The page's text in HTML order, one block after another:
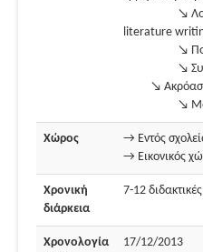
↘
literature
↘
↘
↘
↘
Χώρος
→ Εντός
→ Εικονικός
Χρονική
διάρκεια
7-12
Χρονολογία
17/12/2013